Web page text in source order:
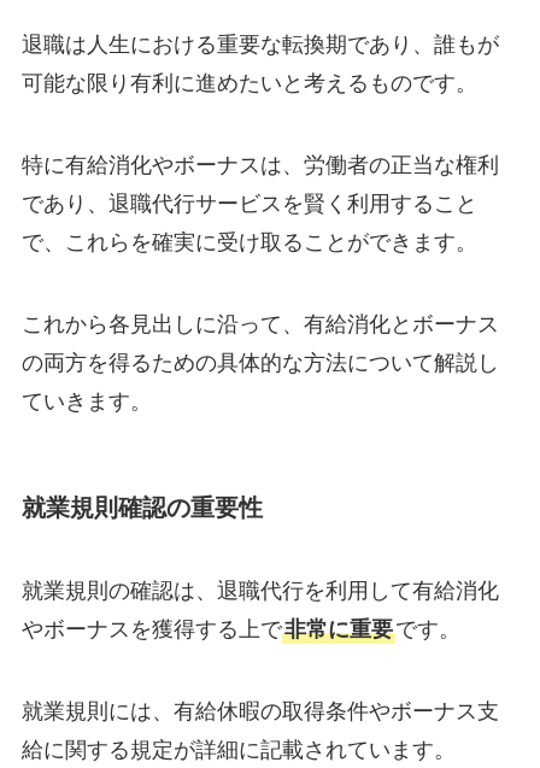
退職は人生における重要な転換期であり、誰もが
可能な限り有利に進めたいと考えるものです。
特に有給消化やボーナスは、労働者の正当な権利
であり、退職代行サービスを賢く利用すること
で、これらを確実に受け取ることができます。
これから各見出しに沿って、有給消化とボーナス
の両方を得るための具体的な方法について解説し
ていきます。
就業規則確認の重要性
就業規則の確認は、退職代行を利用して有給消化
やボーナスを獲得する上で非常に重要です。
就業規則には、有給休暇の取得条件やボーナス支
給に関する規定が詳細に記載されています。